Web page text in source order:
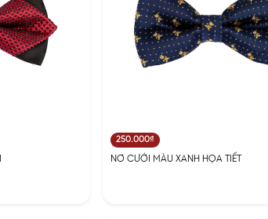
250.000₫
NƠ CƯỚI MÀU XANH HỌA TIẾT